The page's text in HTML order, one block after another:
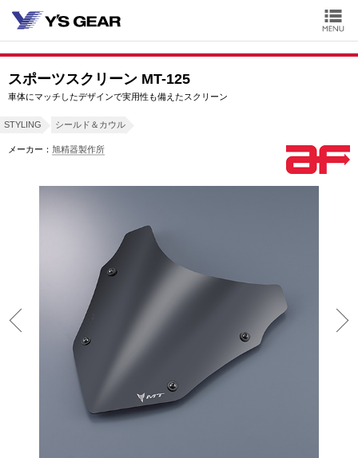
スポーツスクリーン MT-125
車体にマッチしたデザインで実用性も備えたスクリーン
STYLING シールド＆カウル
メーカー： 旭精器製作所